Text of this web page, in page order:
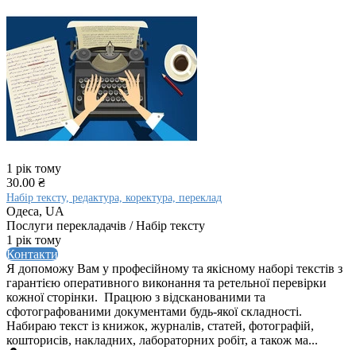
1 рік тому
30.00 ₴
Набір тексту, редактура, коректура, переклад
Одеса, UA
Послуги перекладачів / Набір тексту
1 рік тому
Контакти
Я допоможу Вам у професійному та якісному наборі текстів з
гарантією оперативного виконання та ретельної перевірки
кожної сторінки. Працюю з відсканованими та
сфотографованими документами будь-якої складності.
Набираю текст із книжок, журналів, статей, фотографій,
кошторисів, накладних, лабораторних робіт, а також ма...